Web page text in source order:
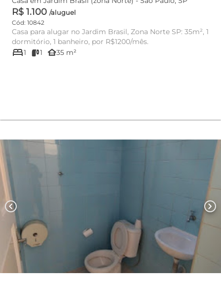
R$ 1.100 /aluguel
Cód: 10842
Casa para alugar no Jardim Brasil, Zona Norte SP: 35m², 1
dormitório, 1 banheiro, por R$1200/mês.
bed1 1 other_houses35 m²
chevron_left chevron_right